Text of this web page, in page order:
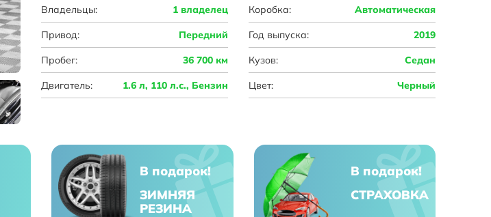
Владельцы: 1 владелец Коробка: Автоматическая
Привод: Передний Год выпуска: 2019
Пробег: 36 700 км Кузов: Седан
Двигатель: 1.6 л, 110 л.с., Бензин Цвет: Черный
В подарок!
ЗИМНЯЯ
РЕЗИНА
В подарок!
СТРАХОВКА